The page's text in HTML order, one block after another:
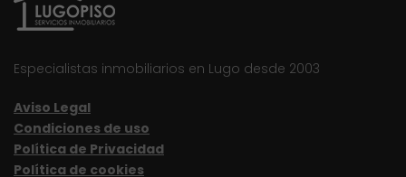
Especialistas inmobiliarios en Lugo desde 2003
Aviso Legal
Condiciones de uso
Política de Privacidad
Política de cookies